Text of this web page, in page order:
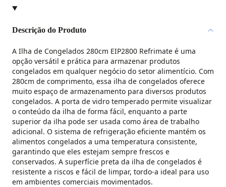
Descrição do Produto
A Ilha de Congelados 280cm EIP2800 Refrimate é uma
opção versátil e prática para armazenar produtos
congelados em qualquer negócio do setor alimentício. Com
280cm de comprimento, essa ilha de congelados oferece
muito espaço de armazenamento para diversos produtos
congelados. A porta de vidro temperado permite visualizar
o conteúdo da ilha de forma fácil, enquanto a parte
superior da ilha pode ser usada como área de trabalho
adicional. O sistema de refrigeração eficiente mantém os
alimentos congelados a uma temperatura consistente,
garantindo que eles estejam sempre frescos e
conservados. A superfície preta da ilha de congelados é
resistente a riscos e fácil de limpar, tordo-a ideal para uso
em ambientes comerciais movimentados.